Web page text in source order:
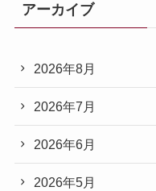
アーカイブ
2026年8月
2026年7月
2026年6月
2026年5月